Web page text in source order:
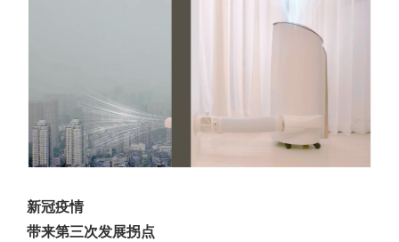
新冠疫情
带来第三次发展拐点